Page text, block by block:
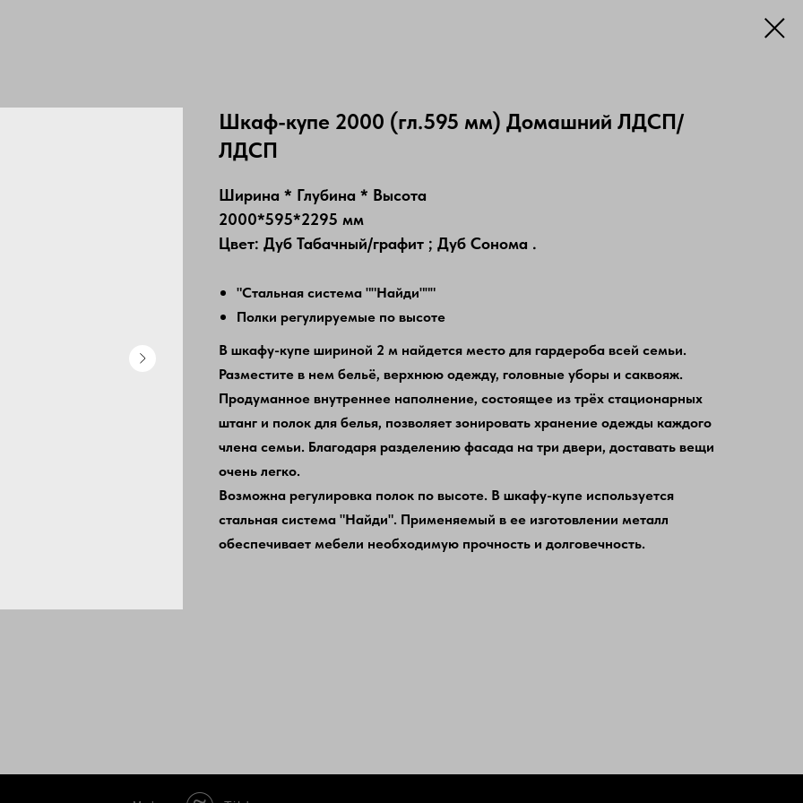
Шкаф-купе 2000 (гл.595 мм) Домашний ЛДСП/
ЛДСП
Ширина * Глубина * Высота
2000*595*2295 мм
Цвет: Дуб Табачный/графит ; Дуб Сонома .
"Стальная система ""Найди"""
Полки регулируемые по высоте
В шкафу-купе шириной 2 м найдется место для гардероба всей семьи.
Разместите в нем бельё, верхнюю одежду, головные уборы и саквояж.
Продуманное внутреннее наполнение, состоящее из трёх стационарных
штанг и полок для белья, позволяет зонировать хранение одежды каждого
члена семьи. Благодаря разделению фасада на три двери, доставать вещи
очень легко.
Возможна регулировка полок по высоте. В шкафу-купе используется
стальная система "Найди". Применяемый в ее изготовлении металл
обеспечивает мебели необходимую прочность и долговечность.